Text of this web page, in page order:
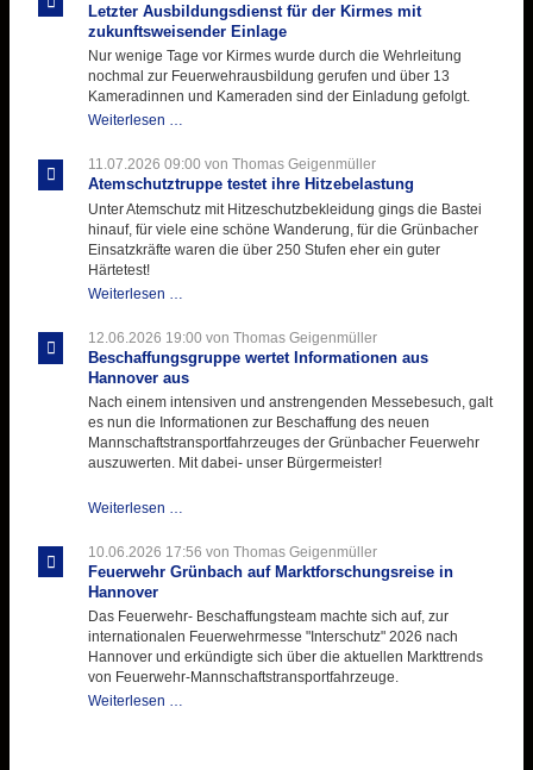
Letzter Ausbildungsdienst für der Kirmes mit
zukunftsweisender Einlage
Nur wenige Tage vor Kirmes wurde durch die Wehrleitung
nochmal zur Feuerwehrausbildung gerufen und über 13
Kameradinnen und Kameraden sind der Einladung gefolgt.
Weiterlesen …
für
der
11.07.2026 09:00 von Thomas Geigenmüller
Atemschutztruppe testet ihre Hitzebelastung
Unter Atemschutz mit Hitzeschutzbekleidung gings die Bastei
hinauf, für viele eine schöne Wanderung, für die Grünbacher
Einsatzkräfte waren die über 250 Stufen eher ein guter
Härtetest!
Weiterlesen …
ihre
Hitzebelastung
12.06.2026 19:00 von Thomas Geigenmüller
Beschaffungsgruppe wertet Informationen aus
Hannover aus
Nach einem intensiven und anstrengenden Messebesuch, galt
es nun die Informationen zur Beschaffung des neuen
Mannschaftstransportfahrzeuges der Grünbacher Feuerwehr
auszuwerten. Mit dabei- unser Bürgermeister!
Weiterlesen …
Informationen
aus
aus
10.06.2026 17:56 von Thomas Geigenmüller
Feuerwehr Grünbach auf Marktforschungsreise in
Hannover
Das Feuerwehr- Beschaffungsteam machte sich auf, zur
internationalen Feuerwehrmesse "Interschutz" 2026 nach
Hannover und erkündigte sich über die aktuellen Markttrends
von Feuerwehr-Mannschaftstransportfahrzeuge.
Weiterlesen …